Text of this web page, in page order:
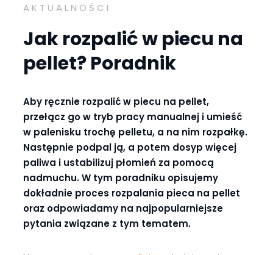
AKTUALNOŚCI
Jak rozpalić w piecu na
pellet? Poradnik
Aby ręcznie rozpalić w piecu na pellet,
przełącz go w tryb pracy manualnej i umieść
w palenisku trochę pelletu, a na nim rozpałkę.
Następnie podpal ją, a potem dosyp więcej
paliwa i ustabilizuj płomień za pomocą
nadmuchu. W tym poradniku opisujemy
dokładnie proces rozpalania pieca na pellet
oraz odpowiadamy na najpopularniejsze
pytania związane z tym tematem.